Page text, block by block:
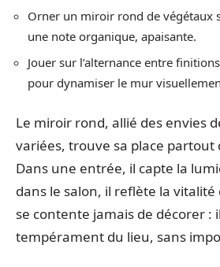
Orner un miroir rond de végétaux
une note organique, apaisante.
Jouer sur l’alternance entre
pour dynamiser le mur
Le miroir rond, allié des envies
variées, trouve sa place partout
Dans une entrée, il capte la
dans le salon, il reflète la
se contente jamais de décorer :
tempérament du lieu, sans